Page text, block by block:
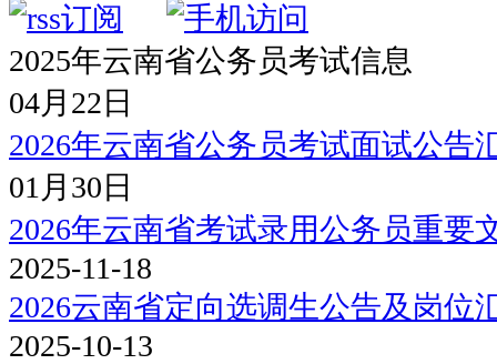
2025年云南省公务员考试信息
04月22日
2026年云南省公务员考试面试公告
01月30日
2026年云南省考试录用公务员重要
2025-11-18
2026云南省定向选调生公告及岗位
2025-10-13